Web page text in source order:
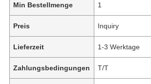
Min Bestellmenge 1
Preis Inquiry
Lieferzeit 1-3 Werktage
Zahlungsbedingungen T/T